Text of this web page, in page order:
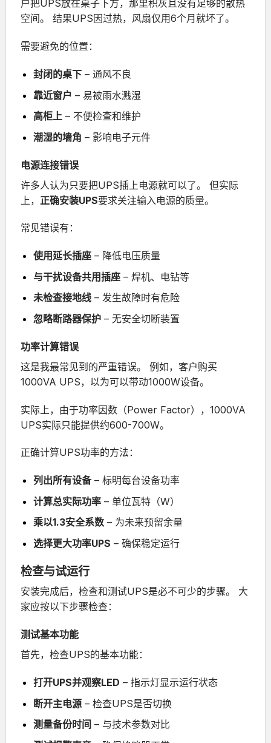
户把UPS放在桌子下方，那里积灰且没有足够的散热
空间。 结果UPS因过热，风扇仅用6个月就坏了。
需要避免的位置：
封闭的桌下– 通风不良
靠近窗户 – 易被雨水溅湿
高柜上– 不便检查和维护
潮湿的墙角 – 影响电子元件
电源连接错误
许多人认为只要把UPS插上电源就可以了。 但实际
上， 正确安装UPS要求关注输入电源的质量。
常见错误有：
使用延长插座– 降低电压质量
与干扰设备共用插座– 焊机、电钻等
未检查接地线– 发生故障时有危险
忽略断路器保护– 无安全切断装置
功率计算错误
这是我最常见到的严重错误。 例如，客户购买
1000VA UPS，以为可以带动1000W设备。
实际上，由于功率因数（Power Factor），1000VA
UPS实际只能提供约600-700W。
正确计算UPS功率的方法：
列出所有设备– 标明每台设备功率
计算总实际功率– 单位瓦特（W）
乘以1.3安全系数– 为未来预留余量
选择更大功率UPS – 确保稳定运行
检查与试运行
安装完成后，检查和测试UPS是必不可少的步骤。 大
家应按以下步骤检查：
测试基本功能
首先，检查UPS的基本功能：
打开UPS并观察LED – 指示灯显示运行状态
断开主电源– 检查UPS是否切换
测量备份时间 – 与技术参数对比